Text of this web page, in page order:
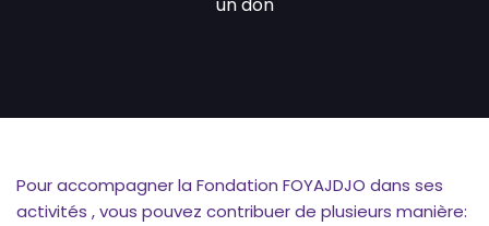
Pour accompagner la Fondation FOYAJDJO dans ses
activités , vous pouvez contribuer de plusieurs manière: